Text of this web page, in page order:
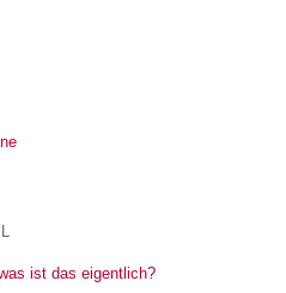
ist das eigentlich?